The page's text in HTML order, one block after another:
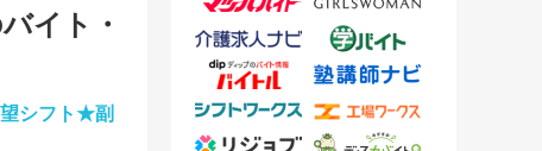
イト・
シフト★副